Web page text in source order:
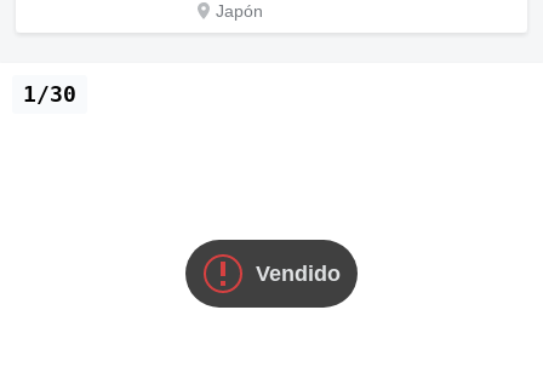
Japón
Vendido
1/30